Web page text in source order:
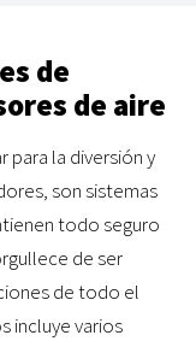
de
de aire
para la diversión y
son sistemas
todo seguro
de ser
de todo el
incluye varios